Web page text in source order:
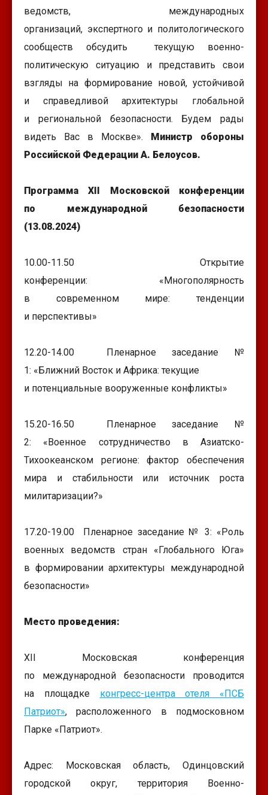
ведомств, международных
организаций, экспертного и политологического
сообществ обсудить текущую военно-
политическую ситуацию и представить свои
взгляды на формирование новой, устойчивой
и справедливой архитектуры глобальной
и региональной безопасности. Будем рады
видеть Вас в Москве».
Министр обороны
Российской Федерации А. Белоусов.
Программа XII Московской конференции
по международной безопасности
(13.08.2024)
10.00-11.50 Открытие
конференции: «Многополярность
в современном мире: тенденции
и перспективы»
12.20-14.00 Пленарное заседание №
1: «Ближний Восток и Африка: текущие
и потенциальные вооруженные конфликты»
15.20-16.50 Пленарное заседание №
2: «Военное сотрудничество в Азиатско-
Тихоокеанском регионе: фактор обеспечения
мира и стабильности или источник роста
милитаризации?»
17.20-19.00 Пленарное заседание № 3: «Роль
военных ведомств стран «Глобального Юга»
в формировании архитектуры международной
безопасности»
Место проведения:
XII Московская конференция
по международной безопасности проводится
на площадке конгресс-центра отеля «ПСБ
Патриот», расположенного в подмосковном
Парке «Патриот».
Адрес: Московская область, Одинцовский
городской округ, территория Военно-